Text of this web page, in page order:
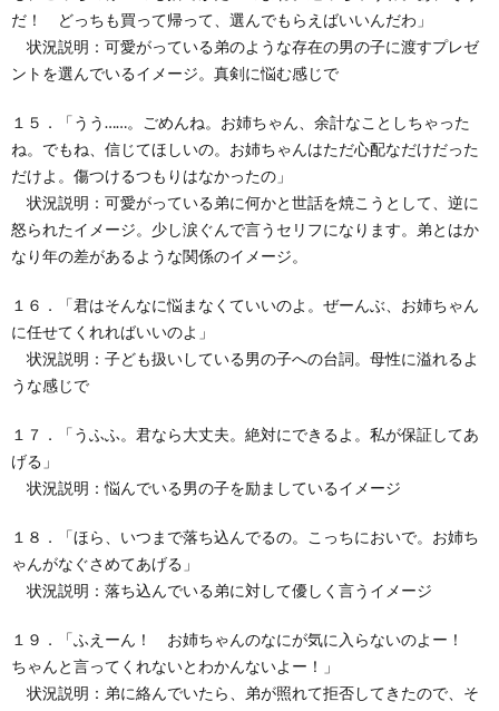
だ！ どっちも買って帰って、選んでもらえばいいんだわ」
状況説明：可愛がっている弟のような存在の男の子に渡すプレゼ
ントを選んでいるイメージ。真剣に悩む感じで
１５．「うう……。ごめんね。お姉ちゃん、余計なことしちゃった
ね。でもね、信じてほしいの。お姉ちゃんはただ心配なだけだった
だけよ。傷つけるつもりはなかったの」
状況説明：可愛がっている弟に何かと世話を焼こうとして、逆に
怒られたイメージ。少し涙ぐんで言うセリフになります。弟とはか
なり年の差があるような関係のイメージ。
１６．「君はそんなに悩まなくていいのよ。ぜーんぶ、お姉ちゃん
に任せてくれればいいのよ」
状況説明：子ども扱いしている男の子への台詞。母性に溢れるよ
うな感じで
１７．「うふふ。君なら大丈夫。絶対にできるよ。私が保証してあ
げる」
状況説明：悩んでいる男の子を励ましているイメージ
１８．「ほら、いつまで落ち込んでるの。こっちにおいで。お姉ち
ゃんがなぐさめてあげる」
状況説明：落ち込んでいる弟に対して優しく言うイメージ
１９．「ふえーん！ お姉ちゃんのなにが気に入らないのよー！
ちゃんと言ってくれないとわかんないよー！」
状況説明：弟に絡んでいたら、弟が照れて拒否してきたので、そ